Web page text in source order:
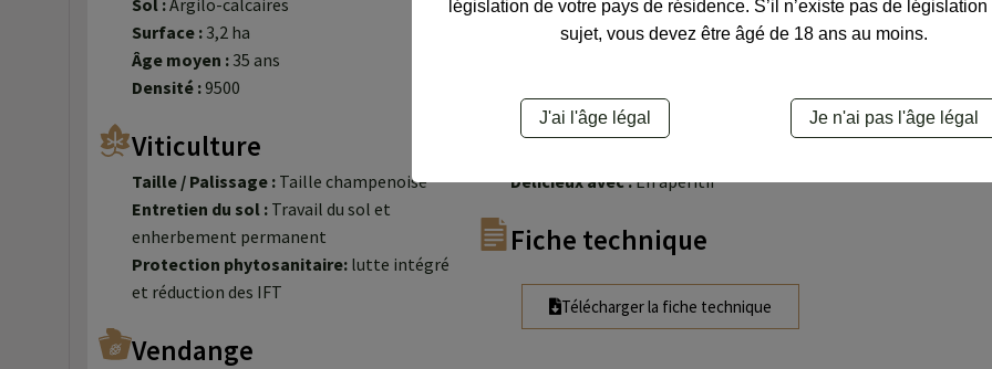
Surface : 3,2 ha
Âge moyen : 35 ans
Densité :9500
Viticulture
Taille / Palissage : Taille champenoise
Entretien du sol : Travail du sol et
enherbement permanent
Protection phytosanitaire: lutte intégré
et réduction des IFT
Vendange
Fruité
Gastronomie
Délicieux avec :En apéritif
Fiche technique
Télécharger la fiche technique
législation de votre pays de résidence. S’il n’existe pas de législation
sujet, vous devez être âgé de 18 ans au moins.
J'ai l'âge légal Je n'ai pas l'âge légal